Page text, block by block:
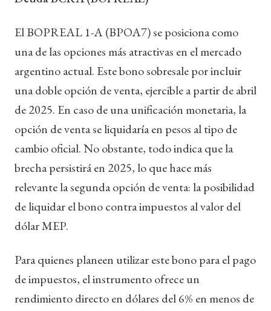
El BOPREAL 1-A (BPOA7) se posiciona como
una de las opciones más atractivas en el mercado
argentino actual. Este bono sobresale por incluir
una doble opción de venta, ejercible a partir de abril
de 2025. En caso de una unificación monetaria, la
opción de venta se liquidaría en pesos al tipo de
cambio oficial. No obstante, todo indica que la
brecha persistirá en 2025, lo que hace más
relevante la segunda opción de venta: la posibilidad
de liquidar el bono contra impuestos al valor del
dólar MEP.
Para quienes planeen utilizar este bono para el pago
de impuestos, el instrumento ofrece un
rendimiento directo en dólares del 6% en menos de